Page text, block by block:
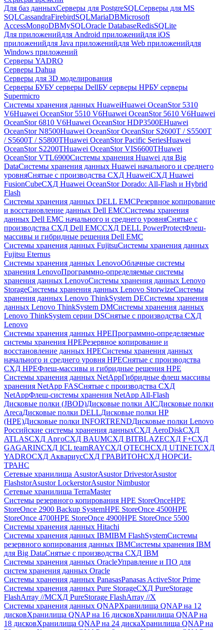
Для баз данныхСерверы для PostgreSQLСерверы для MS
SQLCassandraFirebirdSQLMariaDBMicrosoft
AccessMongoDBMySQLOracle DatabaseRedisSQLite
Для приложенийдля Android приложенийдля iOS
приложенийдля Java приложенийдля Web приложенийдля
Windows приложений
Серверы YADRO
Серверы Dahua
Серверы для 3D моделирования
Серверы БУБУ серверы DellБУ серверы HPБУ серверы
Supermicro
Системы хранения данных HuaweiHuawei OceanStor 5310
V6Huawei OceanStor 5510 V6Huawei OceanStor 5610 V6Huawei
OceanStor 6810 V6Huawei OceanStor HDP3500EHuawei
OceanStor N8500Huawei OceanStor OceanStor S2600T / S5500T
/ S5600T / S5800THuawei OceanStor Pacific SeriesHuawei
OceanStor S2200THuawei OceanStor VIS6600THuawei
OceanStor VTL6900Системы хранения Huawei для Big
DataСистемы хранения данных Huawei начального и среднего
уровняСнятые с производства СХД HuaweiСХД Huawei
FusionCubeСХД Huawei OceanStor Dorado: All-Flash и Hybrid
Flash
Системы хранения данных DELL EMCРезервное копирование
и восстановление данных Dell EMCСистемы хранения
данных Dell EMC начального и среднего уровняСнятые с
производства СХД Dell EMCСХД DELL PowerProtectФлеш-
массивы и гибридные решения Dell EMC
Системы хранения данных FujitsuСистемы хранения данных
Fujitsu Eternus
Системы хранения данных LenovoОблачные системы
хранения LenovoПрограммно-определяемые системы
хранения данных LenovoСистемы хранения данных Lenovo
StorageСистемы хранения данных Lenovo StorwizeСистемы
хранения данных Lenovo ThinkSystem DEСистемы хранения
данных Lenovo ThinkSystem DMСистемы хранения данных
Lenovo ThinkSystem серии DSСнятые с производства СХД
Lenovo
Системы хранения данных HPEПрограммно-определяемые
системы хранения HPEРезервное копирование и
восстановление данных HPEСистемы хранения данных
начального и среднего уровня HPEСнятые с производства
СХД HPEФлеш-массивы и гибридные решения HPE
Cистемы хранения данных NetAppГибридные флеш массивы
хранения NetApp FASСнятые с производства СХД
NetAppФлеш-системы хранения NetApp All-Flash
Дисковые полки (JBOD)Дисковые полки AICДисковые полки
ArecaДисковые полки DELLДисковые полки HP
(HPE)Дисковые полки INFORTRENDДисковые полки Lenovo
Российские системы хранения данныхСХД AeroDiskСХД
ATLASСХД AргоСХД BAUMСХД BITBLAZEСХД F+СХД
GAGARINСХД ICL teamRAYСХД QTECHСХД UTINETСХД
YADROСХД АквариусСХД ГРАВИТОНСХД НОРСИ-
ТРАНС
Сетевые хранилища AsustorAsustor DrivestorAsustor
FlashstorAsustor LockerstorAsustor Nimbustor
Сетевые хранилища TerraMaster
Системы резервного копирования HPE StoreOnceHPE
StoreOnce 2900 Backup SystemHPE StoreOnce 4500HPE
StoreOnce 4700HPE StoreOnce 4900HPE StoreOnce 5500
Системы хранения данных Hitachi
Системы хранения данных IBMIBM FlashSystemСистемы
резервного копирования данных IBMСистемы хранения IBM
для Big DataСнятые с производства СХД IBM
Системы хранения данных OracleУправление и ПО для
систем хранения данных Oracle
Системы хранения данных PanasasPanasas ActiveStor Prime
Системы хранения данных Pure StorageСХД PureStorage
FlashArray //MСХД PureStorage FlashArray //X
Системы хранения данных QNAPХранилища QNAP на 12
дисковХранилища QNAP на 16 дисковХранилища QNAP на
18 дисковХранилища QNAP на 24 дискаХранилища QNAP на